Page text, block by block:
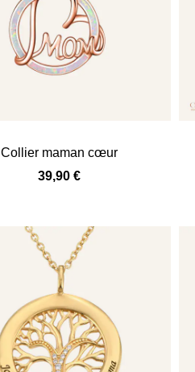
Collier maman cœur
39,90 €